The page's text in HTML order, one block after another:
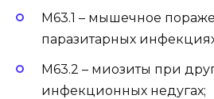
М63.1 – мышечное
паразитарных
М63.2 – миозиты при
инфекционных недугах;